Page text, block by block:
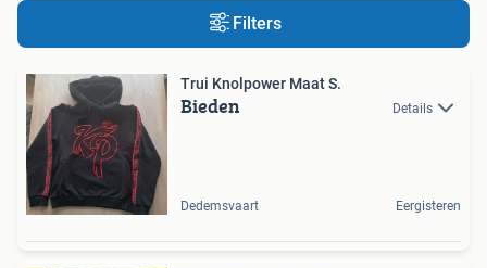
Filters
Trui Knolpower Maat S.
Bieden Details
Dedemsvaart Eergisteren